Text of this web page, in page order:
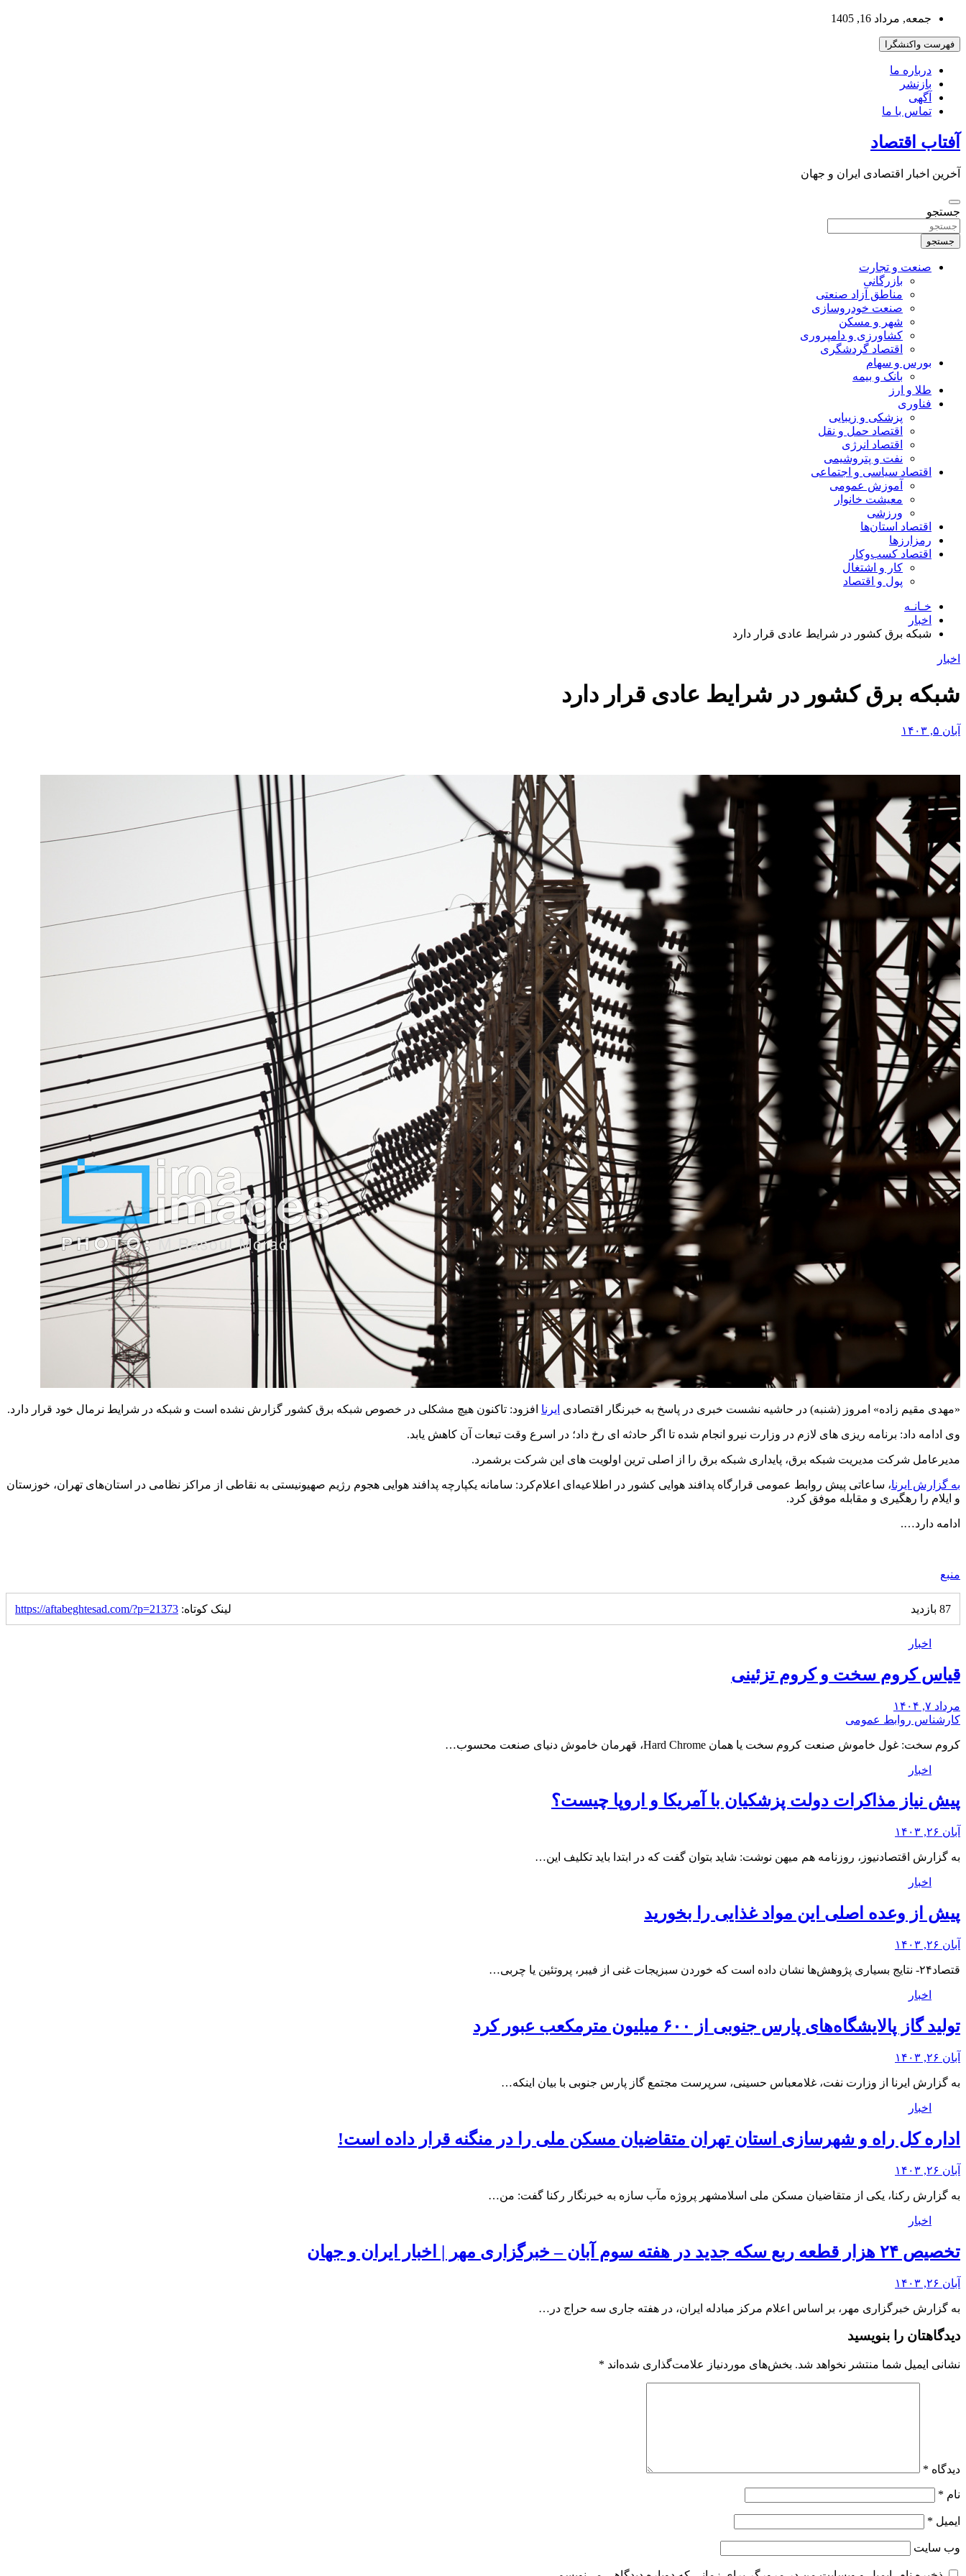
بروید
جمعه, مرداد 16, 1405
فهرست واکنشگرا
درباره ما
بازنشر
آگهی
تماس با ما
آفتاب اقتصاد
آخرین اخبار اقتصادی ایران و جهان
جستجو
جستجو
صنعت و تجارت
بازرگانی
مناطق آزاد صنعتی
صنعت خودروسازی
شهر و مسکن
کشاورزی و دامپروری
اقتصاد گردشگری
بورس و سهام
بانک و بیمه
طلا و ارز
فناوری
پزشکی و زیبایی
اقتصاد حمل و نقل
اقتصاد انرژی
نفت و پتروشیمی
اقتصاد سیاسی و اجتماعی
آموزش عمومی
معیشت خانوار
ورزشی
اقتصاد استان‌ها
رمزارزها
اقتصاد کسب‌و‌کار
کار و اشتغال
پول و اقتصاد
خـانـه
اخبار
شبکه برق کشور در شرایط عادی قرار دارد
اخبار
شبکه برق کشور در شرایط عادی قرار دارد
آبان ۵, ۱۴۰۳
«مهدی مقیم زاده» امروز (شنبه) در حاشیه نشست خبری در پاسخ به خبرنگار اقتصادی ایرنا افزود: تاکنون هیچ مشکلی در خصوص شبکه برق کشور گزارش نشده است و شبکه در شرایط نرمال خود قرار دارد.
وی ادامه داد: برنامه ریزی های لازم در وزارت نیرو انجام شده تا اگر حادثه ای رخ داد؛ در اسرع وقت تبعات آن کاهش یابد.
مدیرعامل شرکت مدیریت شبکه برق، پایداری شبکه برق را از اصلی ترین اولویت های این شرکت برشمرد.
به گزارش ایرنا، ساعاتی پیش روابط عمومی قرارگاه پدافند هوایی کشور در اطلاعیه‌ای اعلام‌کرد: سامانه یکپارچه پدافند هوایی هجوم رژیم صهیونیستی به نقاطی از مراکز نظامی در استان‌های تهران، خوزستان
و ایلام را رهگیری و مقابله موفق کرد.
ادامه دارد….
منبع
87 بازدید لینک کوتاه: https://aftabeghtesad.com/?p=21373
اخبار
قیاس کروم سخت و کروم تزئینی
مرداد ۷, ۱۴۰۴
کارشناس روابط عمومی
کروم سخت: غول خاموش صنعت کروم سخت یا همان Hard Chrome، قهرمان خاموش دنیای صنعت محسوب…
اخبار
پیش نیاز مذاکرات دولت پزشکیان با آمریکا و اروپا چیست؟
آبان ۲۶, ۱۴۰۳
به گزارش اقتصادنیوز، روزنامه هم میهن نوشت: شاید بتوان گفت که در ابتدا باید تکلیف این…
اخبار
پیش از وعده اصلی این مواد غذایی را بخورید
آبان ۲۶, ۱۴۰۳
قتصاد۲۴- نتایج بسیاری پژوهش‌ها نشان داده است که خوردن سبزیجات غنی از فیبر، پروتئین یا چربی…
اخبار
تولید گاز پالایشگاه‌های پارس جنوبی از ۶۰۰ میلیون مترمکعب عبور کرد
آبان ۲۶, ۱۴۰۳
به گزارش ایرنا از وزارت نفت، غلامعباس حسینی، سرپرست مجتمع گاز پارس جنوبی با بیان اینکه…
اخبار
اداره کل راه و شهرسازی استان تهران متقاضیان مسکن ملی را در منگنه قرار داده است!
آبان ۲۶, ۱۴۰۳
به گزارش رکنا، یکی از متقاضیان مسکن ملی اسلامشهر پروژه مآب سازه به خبرنگار رکنا گفت: من…
اخبار
تخصیص ۲۴ هزار قطعه ربع سکه جدید در هفته سوم آبان – خبرگزاری مهر | اخبار ایران و جهان
آبان ۲۶, ۱۴۰۳
به گزارش خبرگزاری مهر، بر اساس اعلام مرکز مبادله ایران، در هفته جاری سه حراج در…
دیدگاهتان را بنویسید
نشانی ایمیل شما منتشر نخواهد شد. بخش‌های موردنیاز علامت‌گذاری شده‌اند *
دیدگاه *
نام *
ایمیل *
وب‌ سایت